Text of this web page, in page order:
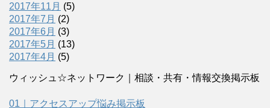
2017年11月 (5)
2017年7月 (2)
2017年6月 (3)
2017年5月 (13)
2017年4月 (5)
ウィッシュ☆ネットワーク｜相談・共有・情報交換掲示板
01｜アクセスアップ悩み掲示板